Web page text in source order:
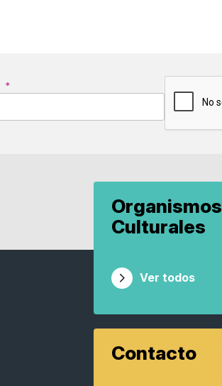
*
Organismos
Culturales
Ver todos
Contacto